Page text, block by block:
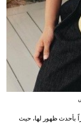
بأحدث ظهور لها، حيث